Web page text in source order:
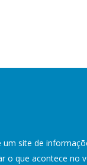
um site de
o que acontece no